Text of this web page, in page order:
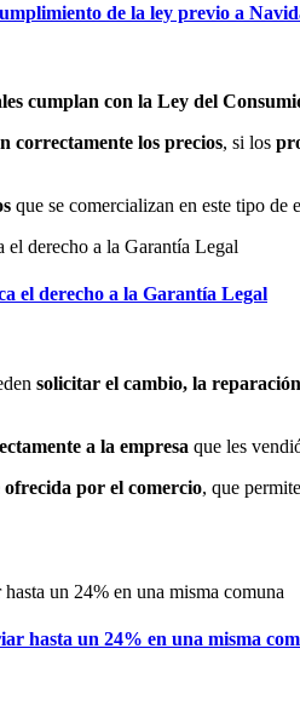
de la ley previo a
cumplan con la Ley del
correctamente los precios, si los
que se comercializan en este tipo de
el derecho a la Garantía Legal
solicitar el cambio, la
a la empresa que les
por el comercio, que
hasta un 24% en una misma